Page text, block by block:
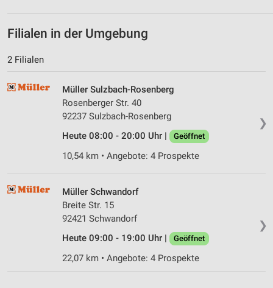
Filialen in der Umgebung
2 Filialen
❯
Müller Sulzbach-Rosenberg
Rosenberger Str. 40
92237 Sulzbach-Rosenberg
Heute 08:00 - 20:00 Uhr |
Geöffnet
10,54 km • Angebote: 4 Prospekte
❯
Müller Schwandorf
Breite Str. 15
92421 Schwandorf
Heute 09:00 - 19:00 Uhr |
Geöffnet
22,07 km • Angebote: 4 Prospekte